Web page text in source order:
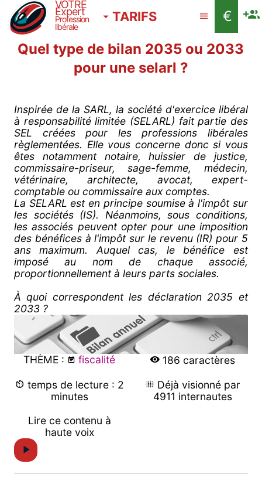
VOTRE
Expert
Profession
libérale
TARIFS
€
Quel type de bilan 2035 ou 2033
pour une selarl ?
Inspirée de la SARL, la société d'exercice libéral
à responsabilité limitée (SELARL) fait partie des
SEL créées pour les professions libérales
règlementées. Elle vous concerne donc si vous
êtes notamment notaire, huissier de justice,
commissaire-priseur, sage-femme, médecin,
vétérinaire, architecte, avocat, expert-
comptable ou commissaire aux comptes.
La SELARL est en principe soumise à l'impôt sur
les sociétés (IS). Néanmoins, sous conditions,
les associés peuvent opter pour une imposition
des bénéfices à l'impôt sur le revenu (IR) pour 5
ans maximum. Auquel cas, le bénéfice est
imposé au nom de chaque associé,
proportionnellement à leurs parts sociales.
À quoi correspondent les déclaration 2035 et
2033 ?
THÈME : fiscalité
186 caractères
temps de lecture : 2
minutes
Déjà visionné par
4911 internautes
Lire ce contenu à
haute voix